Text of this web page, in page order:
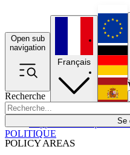
Open sub
navigation
Recherche
Se
POLICY AREAS
Français
POLITIQUE